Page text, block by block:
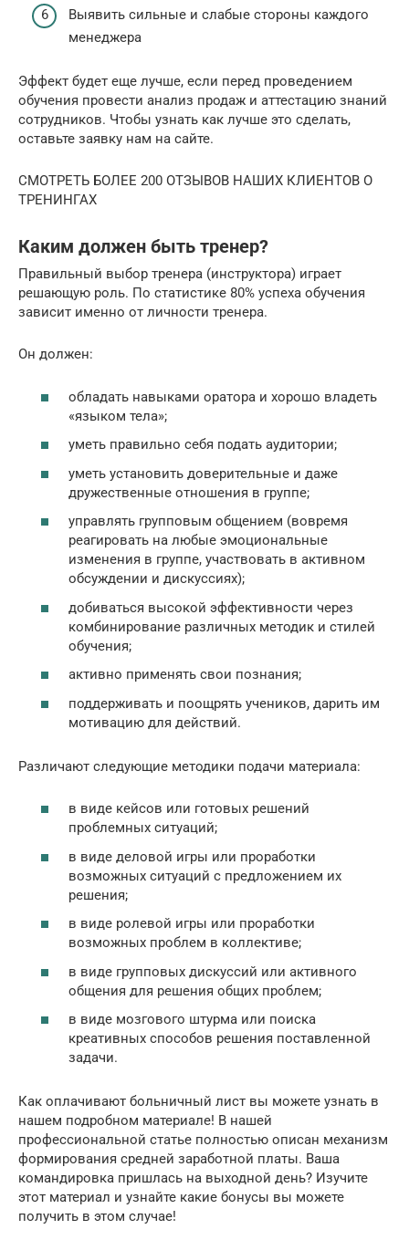
Выявить сильные и слабые стороны каждого
менеджера
Эффект будет еще лучше, если перед проведением
обучения провести анализ продаж и аттестацию знаний
сотрудников. Чтобы узнать как лучше это сделать,
оставьте заявку нам на сайте.
СМОТРЕТЬ БОЛЕЕ 200 ОТЗЫВОВ НАШИХ КЛИЕНТОВ О
ТРЕНИНГАХ
Каким должен быть тренер?
Правильный выбор тренера (инструктора) играет
решающую роль. По статистике 80% успеха обучения
зависит именно от личности тренера.
Он должен:
обладать навыками оратора и хорошо владеть
«языком тела»;
уметь правильно себя подать аудитории;
уметь установить доверительные и даже
дружественные отношения в группе;
управлять групповым общением (вовремя
реагировать на любые эмоциональные
изменения в группе, участвовать в активном
обсуждении и дискуссиях);
добиваться высокой эффективности через
комбинирование различных методик и стилей
обучения;
активно применять свои познания;
поддерживать и поощрять учеников, дарить им
мотивацию для действий.
Различают следующие методики подачи материала:
в виде кейсов или готовых решений
проблемных ситуаций;
в виде деловой игры или проработки
возможных ситуаций с предложением их
решения;
в виде ролевой игры или проработки
возможных проблем в коллективе;
в виде групповых дискуссий или активного
общения для решения общих проблем;
в виде мозгового штурма или поиска
креативных способов решения поставленной
задачи.
Как оплачивают больничный лист вы можете узнать в
нашем подробном материале! В нашей
профессиональной статье полностью описан механизм
формирования средней заработной платы. Ваша
командировка пришлась на выходной день? Изучите
этот материал и узнайте какие бонусы вы можете
получить в этом случае!